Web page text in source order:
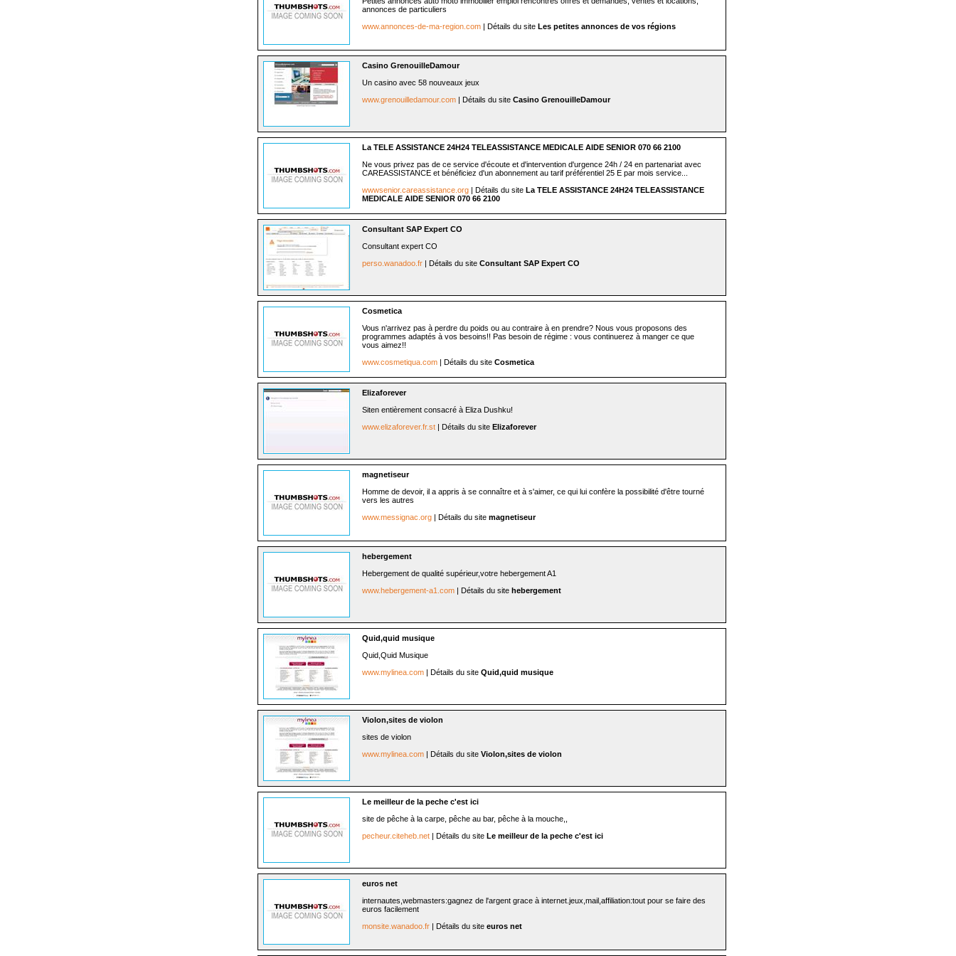
annonces de particuliers
www.annonces-de-ma-region.com | Détails du site Les petites annonces de vos régions
Casino GrenouilleDamour
Un casino avec 58 nouveaux jeux
www.grenouilledamour.com | Détails du site Casino GrenouilleDamour
La TELE ASSISTANCE 24H24 TELEASSISTANCE MEDICALE AIDE SENIOR 070 66 2100
Ne vous privez pas de ce service d'écoute et d'intervention d'urgence 24h / 24 en partenariat avec
CAREASSISTANCE et bénéficiez d'un abonnement au tarif préférentiel 25 E par mois service...
wwwsenior.careassistance.org | Détails du site La TELE ASSISTANCE 24H24 TELEASSISTANCE
MEDICALE AIDE SENIOR 070 66 2100
Consultant SAP Expert CO
Consultant expert CO
perso.wanadoo.fr | Détails du site Consultant SAP Expert CO
Cosmetica
Vous n'arrivez pas à perdre du poids ou au contraire à en prendre? Nous vous proposons des
programmes adaptés à vos besoins!! Pas besoin de régime : vous continuerez à manger ce que
vous aimez!!
www.cosmetiqua.com | Détails du site Cosmetica
Elizaforever
Siten entièrement consacré à Eliza Dushku!
www.elizaforever.fr.st | Détails du site Elizaforever
magnetiseur
Homme de devoir, il a appris à se connaître et à s'aimer, ce qui lui confère la possibilité d'être tourné
vers les autres
www.messignac.org | Détails du site magnetiseur
hebergement
Hebergement de qualité supérieur,votre hebergement A1
www.hebergement-a1.com | Détails du site hebergement
Quid,quid musique
Quid,Quid Musique
www.mylinea.com | Détails du site Quid,quid musique
Violon,sites de violon
sites de violon
www.mylinea.com | Détails du site Violon,sites de violon
Le meilleur de la peche c'est ici
site de pêche à la carpe, pêche au bar, pêche à la mouche,,
pecheur.citeheb.net | Détails du site Le meilleur de la peche c'est ici
euros net
internautes,webmasters:gagnez de l'argent grace à internet.jeux,mail,affiliation:tout pour se faire des
euros facilement
monsite.wanadoo.fr | Détails du site euros net